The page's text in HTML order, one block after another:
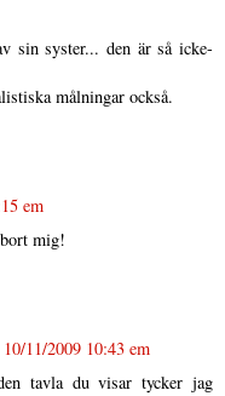
sin syster... den är så icke-
målningar också.
em
mig!
10/11/2009 10:43 em
tavla du visar tycker jag